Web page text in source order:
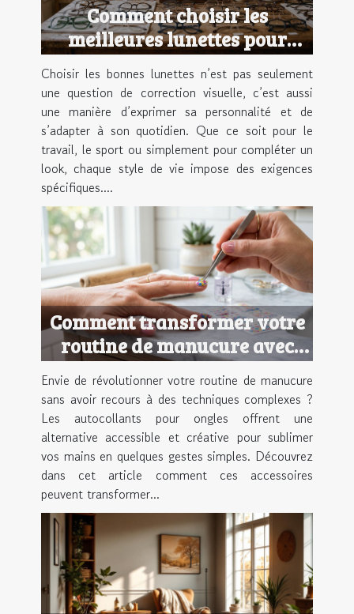
Comment choisir les
meilleures lunettes pour
votre style de vie ?
Choisir les bonnes lunettes n’est pas seulement
une question de correction visuelle, c’est aussi
une manière d’exprimer sa personnalité et de
s’adapter à son quotidien. Que ce soit pour le
travail, le sport ou simplement pour compléter un
look, chaque style de vie impose des exigences
spécifiques....
Comment transformer votre
routine de manucure avec
des autocollants pour ongles
?
Envie de révolutionner votre routine de manucure
sans avoir recours à des techniques complexes ?
Les autocollants pour ongles offrent une
alternative accessible et créative pour sublimer
vos mains en quelques gestes simples. Découvrez
dans cet article comment ces accessoires
peuvent transformer...